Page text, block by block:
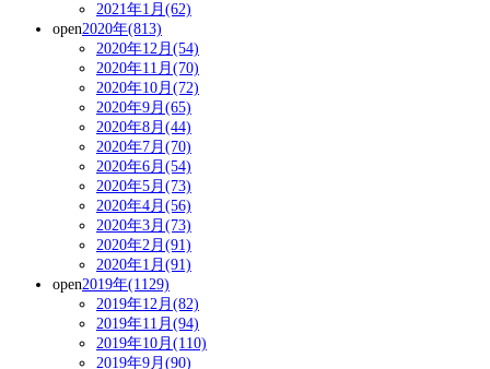
2021年1月(62)
open2020年(813)
2020年12月(54)
2020年11月(70)
2020年10月(72)
2020年9月(65)
2020年8月(44)
2020年7月(70)
2020年6月(54)
2020年5月(73)
2020年4月(56)
2020年3月(73)
2020年2月(91)
2020年1月(91)
open2019年(1129)
2019年12月(82)
2019年11月(94)
2019年10月(110)
2019年9月(90)